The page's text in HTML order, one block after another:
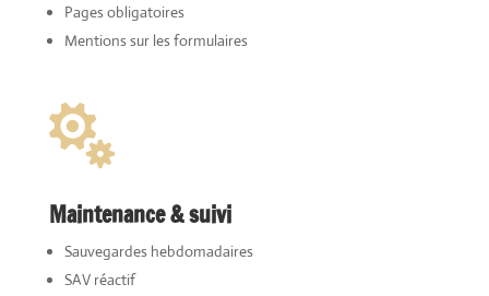
Pages obligatoires
Mentions sur les formulaires

Maintenance & suivi
Sauvegardes hebdomadaires
SAV réactif